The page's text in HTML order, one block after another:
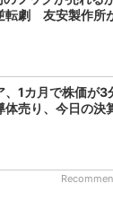
転劇 友安製作所
、1カ月で株価が
体売り、今日の決